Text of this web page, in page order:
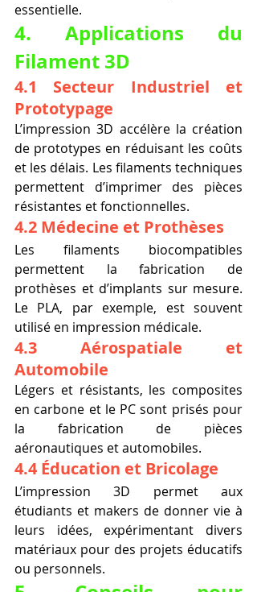
essentielle.
4. Applications du
Filament 3D
4.1 Secteur Industriel et
Prototypage
L’impression 3D accélère la création
de prototypes en réduisant les coûts
et les délais. Les filaments techniques
permettent d’imprimer des pièces
résistantes et fonctionnelles.
4.2 Médecine et Prothèses
Les filaments biocompatibles
permettent la fabrication de
prothèses et d’implants sur mesure.
Le PLA, par exemple, est souvent
utilisé en impression médicale.
4.3 Aérospatiale et
Automobile
Légers et résistants, les composites
en carbone et le PC sont prisés pour
la fabrication de pièces
aéronautiques et automobiles.
4.4 Éducation et Bricolage
L’impression 3D permet aux
étudiants et makers de donner vie à
leurs idées, expérimentant divers
matériaux pour des projets éducatifs
ou personnels.